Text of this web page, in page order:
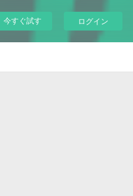
今すぐ試す ログイン